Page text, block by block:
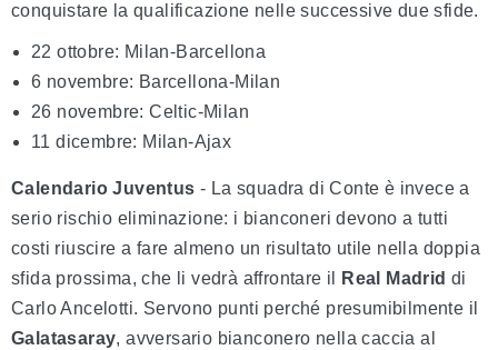
conquistare la qualificazione nelle successive due sfide.
22 ottobre: Milan-Barcellona
6 novembre: Barcellona-Milan
26 novembre: Celtic-Milan
11 dicembre: Milan-Ajax
Calendario Juventus - La squadra di Conte è invece a
serio rischio eliminazione: i bianconeri devono a tutti
costi riuscire a fare almeno un risultato utile nella doppia
sfida prossima, che li vedrà affrontare il
Real Madrid di
Carlo Ancelotti. Servono punti perché presumibilmente il
Galatasaray, avversario bianconero nella caccia al